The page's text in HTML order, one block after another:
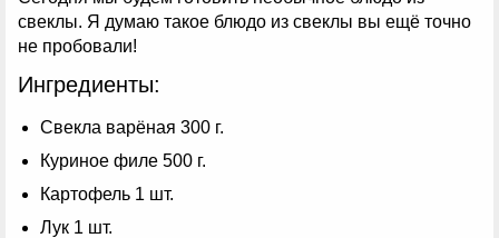
свеклы. Я думаю такое блюдо из свеклы вы ещё точно
не пробовали!
Ингредиенты:
Свекла варёная 300 г.
Куриное филе 500 г.
Картофель 1 шт.
Лук 1 шт.